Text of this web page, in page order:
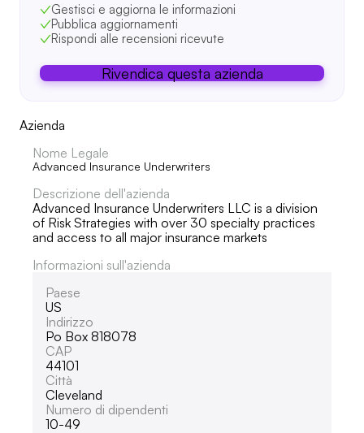
Gestisci e aggiorna le informazioni
Pubblica aggiornamenti
Rispondi alle recensioni ricevute
Rivendica questa azienda
Azienda
Nome Legale
Advanced Insurance Underwriters
Descrizione dell'azienda
Advanced Insurance Underwriters LLC is a division
of Risk Strategies with over 30 specialty practices
and access to all major insurance markets
Informazioni sull'azienda
Paese
US
Indirizzo
Po Box 818078
CAP
44101
Città
Cleveland
Numero di dipendenti
10-49